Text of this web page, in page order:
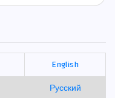
English
Русский